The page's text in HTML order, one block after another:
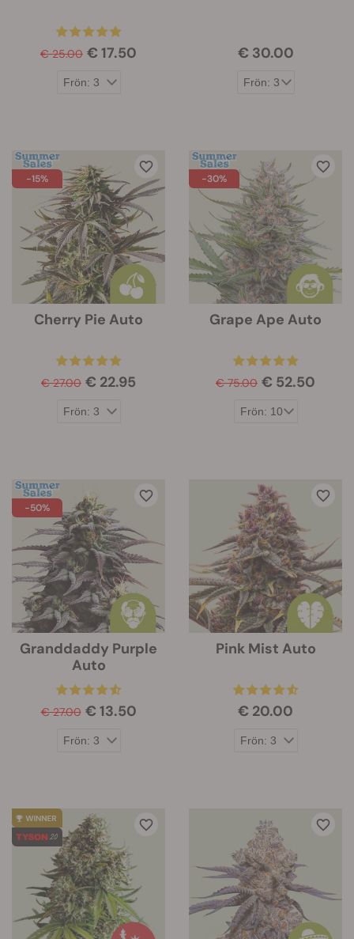
€ 25.00 € 17.50 € 30.00
-15%
Cherry Pie Auto
€ 27.00 € 22.95
-30%
Grape Ape Auto
€ 75.00 € 52.50
-50%
Granddaddy Purple
Auto
€ 27.00 € 13.50
Pink Mist Auto
€ 20.00